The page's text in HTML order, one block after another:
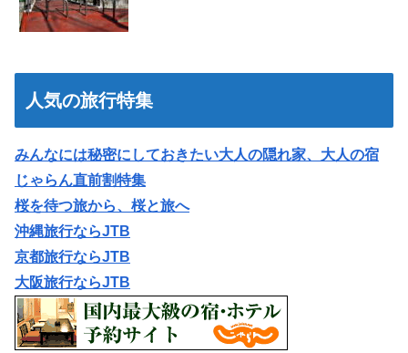
人気の旅行特集
みんなには秘密にしておきたい大人の隠れ家、大人の宿
じゃらん直前割特集
桜を待つ旅から、桜と旅へ
沖縄旅行ならJTB
京都旅行ならJTB
大阪旅行ならJTB